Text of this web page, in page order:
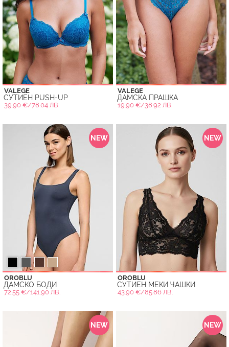
VALEGE
СУТИЕН PUSH-UP
39.90 €/78.04 ЛВ.
VALEGE
ДАМСКА ПРАШКА
19.90 €/38.92 ЛВ.
NEW
OROBLU
ДАМСКО БОДИ
72.55 €/141.90 ЛВ.
NEW
OROBLU
СУТИЕН МЕКИ ЧАШКИ
43.90 €/85.86 ЛВ.
NEW NEW